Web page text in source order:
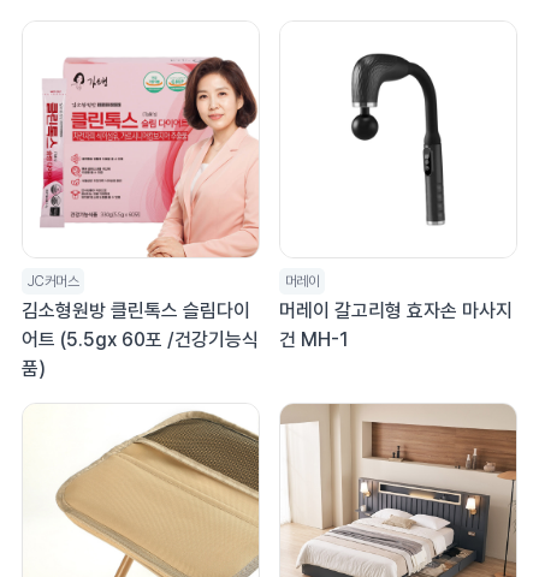
JC커머스
김소형원방 클린톡스 슬림다이
어트 (5.5gx 60포 /건강기능식
품)
머레이
머레이 갈고리형 효자손 마사지
건 MH-1